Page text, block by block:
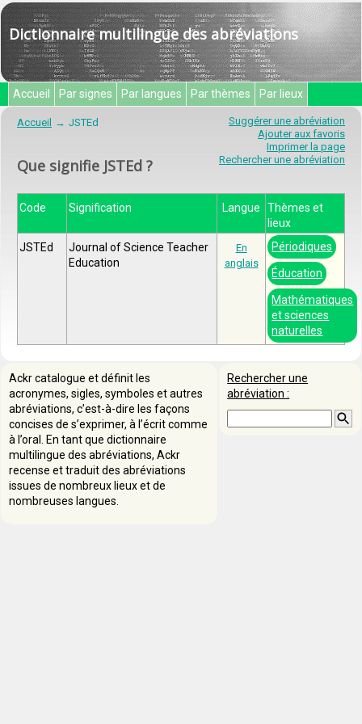
Dictionnaire multilingue des abréviations
Accueil Par signes Par langues Par thèmes Par lieux
Suggérer une abréviation
Ajouter aux favoris
Imprimer la page
Rechercher une abréviation
Accueil JSTEd
Que signifie JSTEd ?
Code Signification Langue
Thèmes et
lieux
JSTEd
Journal of Science Teacher
Education
En
anglais
Périodiques
Éducation
Mathématiques
et sciences
naturelles
Rechercher une
abréviation :
Ackr catalogue et définit les
acronymes, sigles, symboles et autres
abréviations, c’est-à-dire les façons
concises de s’exprimer, à l’écrit comme
à l’oral. En tant que dictionnaire
multilingue des abréviations, Ackr
recense et traduit des abréviations
issues de nombreux lieux et de
nombreuses langues.